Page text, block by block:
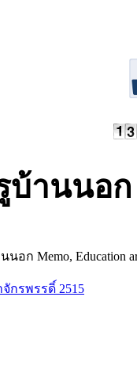
บ้านนอก
Memo, Education
กรพรรดิ์ 2515